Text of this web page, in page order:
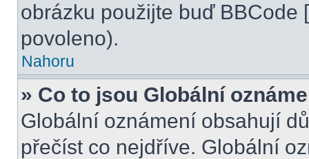
obrázku použijte buď BBCode
povoleno).
Nahoru
» Co to jsou Globální
Globální oznámení obsahují
přečíst co nejdříve. Globální